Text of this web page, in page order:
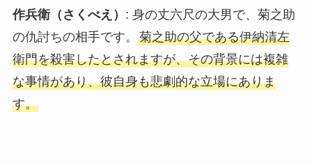
作兵衛（さくべえ） : 身の丈六尺の大男で、菊之助
の仇討ちの相手です。 菊之助の父である伊納清左
衛門を殺害したとされますが、その背景には複雑
な事情があり、彼自身も悲劇的な立場にありま
す。